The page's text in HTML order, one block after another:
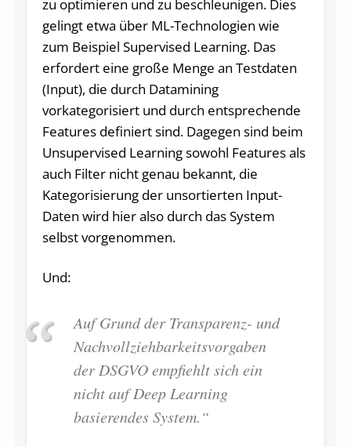
zu optimieren und zu beschleunigen. Dies
gelingt etwa über ML-Technologien wie
zum Beispiel Supervised Learning. Das
erfordert eine große Menge an Testdaten
(Input), die durch Datamining
vorkategorisiert und durch entsprechende
Features definiert sind. Dagegen sind beim
Unsupervised Learning sowohl Features als
auch Filter nicht genau bekannt, die
Kategorisierung der unsortierten Input-
Daten wird hier also durch das System
selbst vorgenommen.
Und:
Auf Grund der Transparenz- und
Nachvollziehbarkeitsvorgaben
der DSGVO empfiehlt sich ein
nichtauf Deep Learning
basierendes System.“